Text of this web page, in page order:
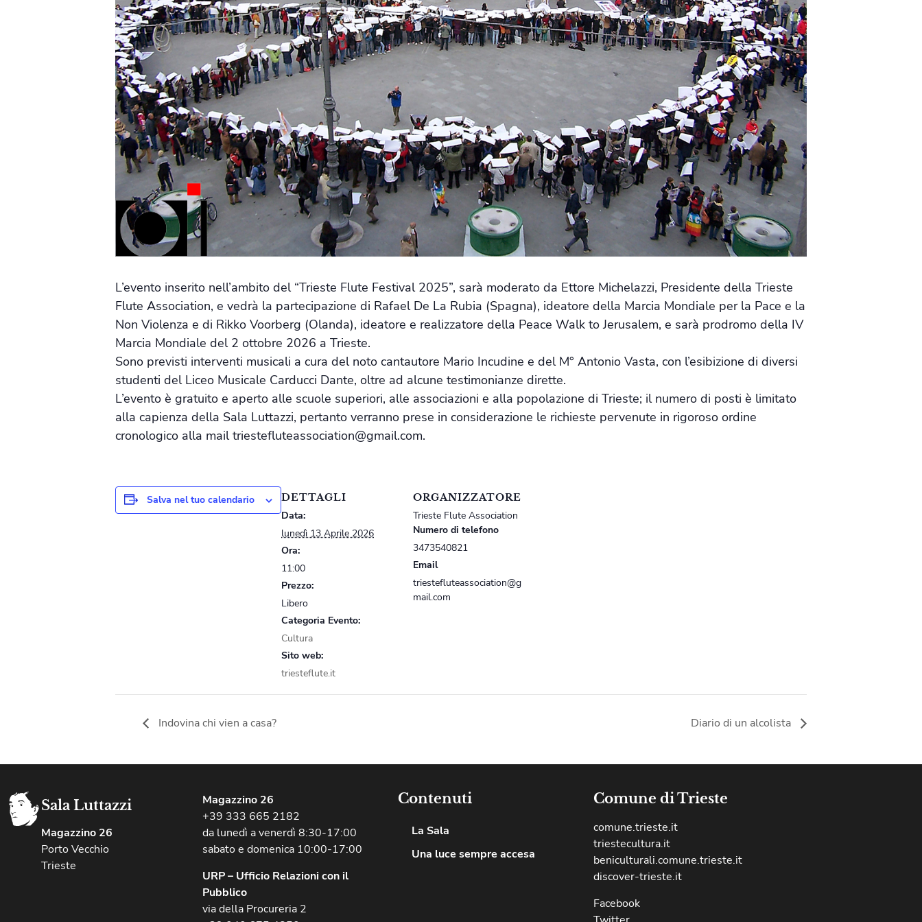
L’evento inserito nell’ambito del “Trieste Flute Festival 2025”, sarà moderato da Ettore Michelazzi, Presidente della Trieste
Flute Association, e vedrà la partecipazione di Rafael De La Rubia (Spagna), ideatore della Marcia Mondiale per la Pace e la
Non Violenza e di Rikko Voorberg (Olanda), ideatore e realizzatore della Peace Walk to Jerusalem, e sarà prodromo della IV
Marcia Mondiale del 2 ottobre 2026 a Trieste.
Sono previsti interventi musicali a cura del noto cantautore Mario Incudine e del M° Antonio Vasta, con l’esibizione di diversi
studenti del Liceo Musicale Carducci Dante, oltre ad alcune testimonianze dirette.
L’evento è gratuito e aperto alle scuole superiori, alle associazioni e alla popolazione di Trieste; il numero di posti è limitato
alla capienza della Sala Luttazzi, pertanto verranno prese in considerazione le richieste pervenute in rigoroso ordine
cronologico alla mail triestefluteassociation@gmail.com.
Salva nel tuo calendario DETTAGLI
Data:
lunedì 13 Aprile 2026
Ora:
11:00
Prezzo:
Libero
Categoria Evento:
Cultura
Sito web:
triesteflute.it
ORGANIZZATORE
Trieste Flute Association
Numero di telefono
3473540821
Email
triestefluteassociation@g
mail.com
Indovina chi vien a casa? Diario di un alcolista
Sala Luttazzi
Magazzino 26
Porto Vecchio
Trieste
Magazzino 26
+39 333 665 2182
da lunedì a venerdì 8:30-17:00
sabato e domenica 10:00-17:00
URP – Ufficio Relazioni con il
Pubblico
via della Procureria 2
Contenuti
La Sala
Una luce sempre accesa
Comune di Trieste
comune.trieste.it
triestecultura.it
beniculturali.comune.trieste.it
discover-trieste.it
Facebook